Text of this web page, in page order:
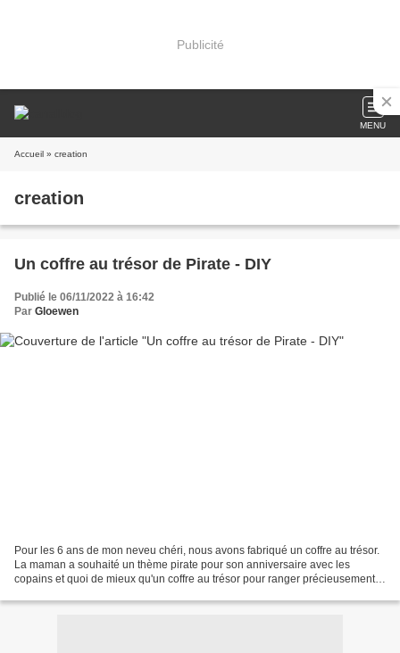
Publicité
MENU
Accueil » creation
creation
Un coffre au trésor de Pirate - DIY
Publié le 06/11/2022 à 16:42
Par Gloewen
Pour les 6 ans de mon neveu chéri, nous avons fabriqué un coffre au trésor.
La maman a souhaité un thème pirate pour son anniversaire avec les
copains et quoi de mieux qu'un coffre au trésor pour ranger précieusement